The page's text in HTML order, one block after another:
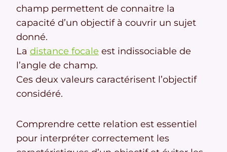
champ permettent de connaitre la
capacité d’un objectif à couvrir un sujet
donné.
La distance focale est indissociable de
l’angle de champ.
Ces deux valeurs caractérisent l’objectif
considéré.
Comprendre cette relation est essentiel
pour interpréter correctement les